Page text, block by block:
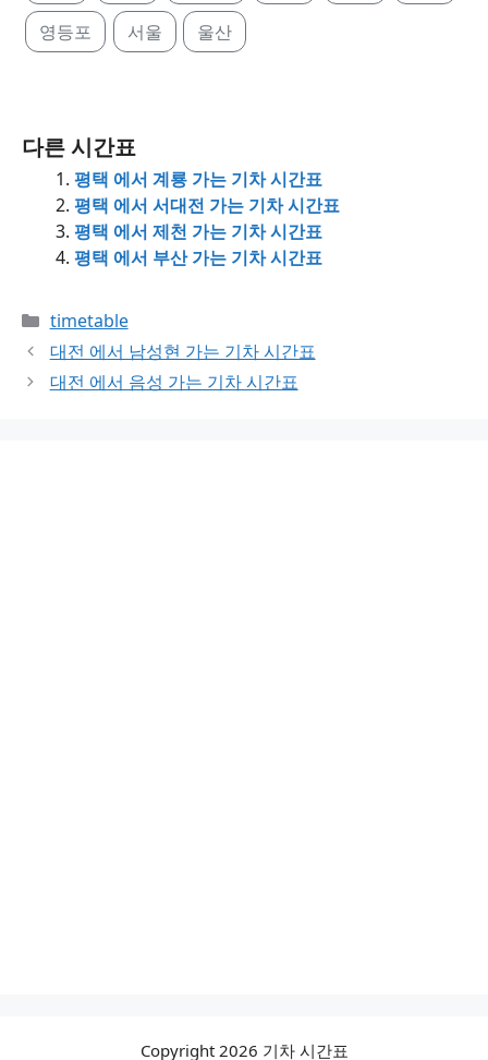
영등포 서울 울산
다른 시간표
평택 에서 계룡 가는 기차 시간표
평택 에서 서대전 가는 기차 시간표
평택 에서 제천 가는 기차 시간표
평택 에서 부산 가는 기차 시간표
Categories
timetable
대전 에서 남성현 가는 기차 시간표
대전 에서 음성 가는 기차 시간표
Copyright 2026 기차 시간표